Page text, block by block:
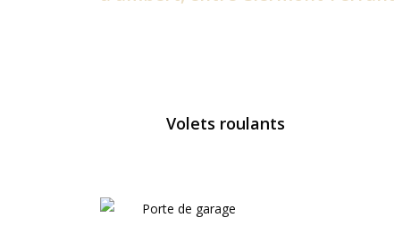
Volets roulants